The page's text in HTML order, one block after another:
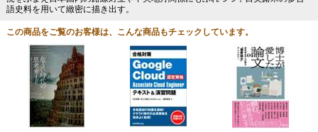
語史料を用いて緻密に描き出す。
この商品をご覧のお客様は、こんな商品もチェックしています。